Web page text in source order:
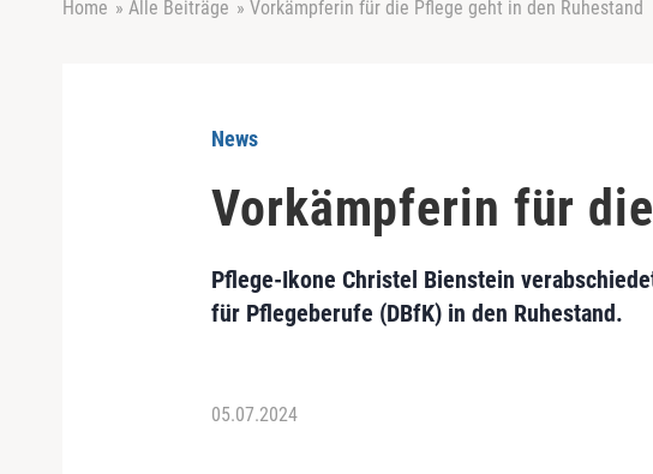
Home » Alle Beiträge » Vorkämpferin für die Pflege geht in den Ruhestand
News
Vorkämpferin für
Pflege-Ikone Christel Bienstein
für Pflegeberufe (DBfK) in den Ruhestand.
05.07.2024